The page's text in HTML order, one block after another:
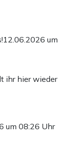
12.06.2026 um
ihr hier wieder
um 08:26 Uhr